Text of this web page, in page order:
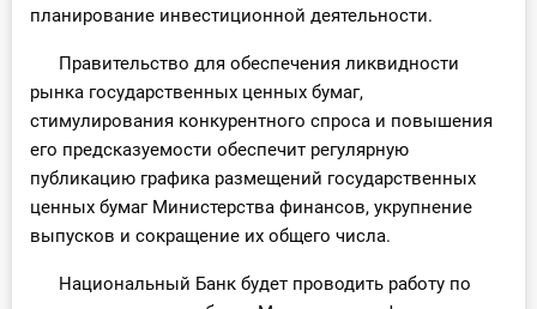
планирование инвестиционной деятельности.
Правительство для обеспечения ликвидности
рынка государственных ценных бумаг,
стимулирования конкурентного спроса и повышения
его предсказуемости обеспечит регулярную
публикацию графика размещений государственных
ценных бумаг Министерства финансов, укрупнение
выпусков и сокращение их общего числа.
Национальный Банк будет проводить работу по